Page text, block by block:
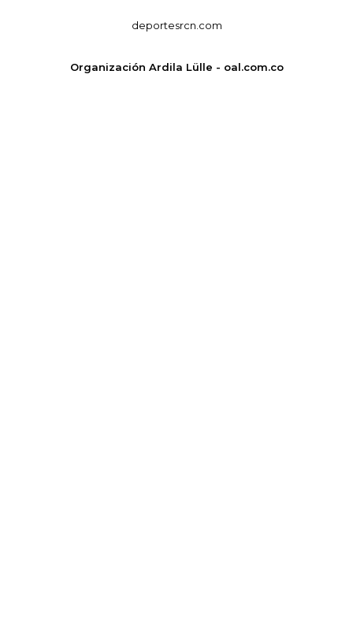
deportesrcn.com
Organización Ardila Lülle - oal.com.co